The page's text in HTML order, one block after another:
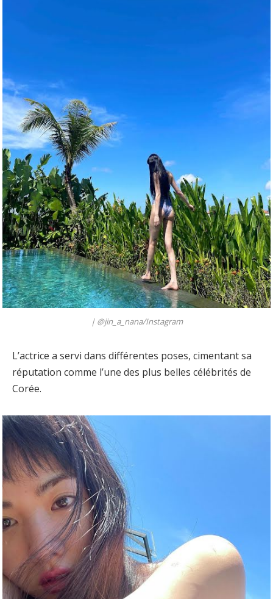
| @jin_a_nana/Instagram
L’actrice a servi dans différentes poses, cimentant sa
réputation comme l’une des plus belles célébrités de
Corée.